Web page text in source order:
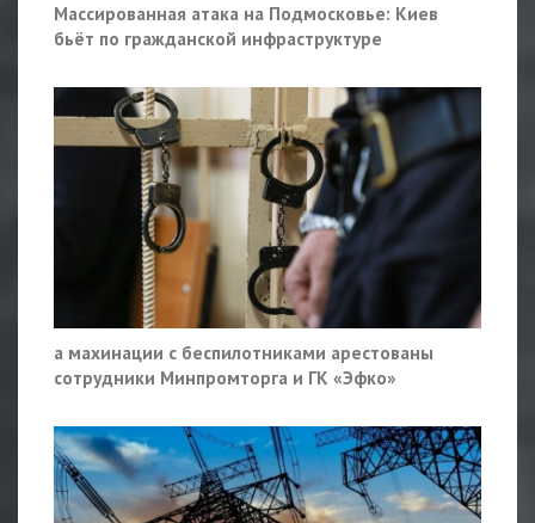
Массированная атака на Подмосковье: Киев
бьёт по гражданской инфраструктуре
а махинации с беспилотниками арестованы
сотрудники Минпромторга и ГК «Эфко»